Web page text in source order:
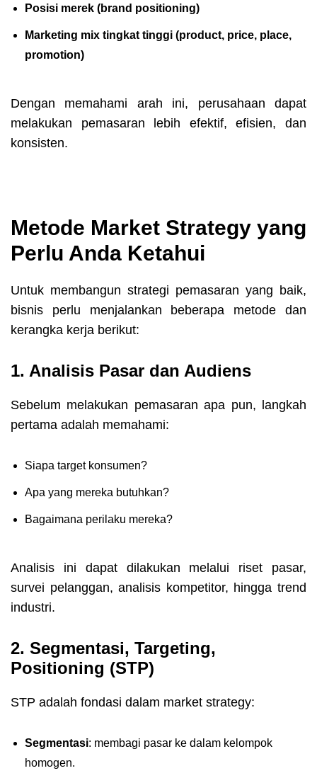
Posisi merek (brand positioning)
Marketing mix tingkat tinggi (product, price, place,
promotion)
Dengan memahami arah ini, perusahaan dapat
melakukan pemasaran lebih efektif, efisien, dan
konsisten.
Metode Market Strategy yang
Perlu Anda Ketahui
Untuk membangun strategi pemasaran yang baik,
bisnis perlu menjalankan beberapa metode dan
kerangka kerja berikut:
1. Analisis Pasar dan Audiens
Sebelum melakukan pemasaran apa pun, langkah
pertama adalah memahami:
Siapa target konsumen?
Apa yang mereka butuhkan?
Bagaimana perilaku mereka?
Analisis ini dapat dilakukan melalui riset pasar,
survei pelanggan, analisis kompetitor, hingga trend
industri.
2. Segmentasi, Targeting,
Positioning (STP)
STP adalah fondasi dalam market strategy:
Segmentasi: membagi pasar ke dalam kelompok
homogen.